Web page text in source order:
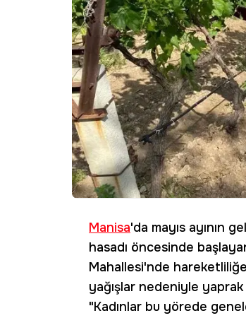
Manisa'da mayıs ayının
hasadı öncesinde
Mahallesi'nde
yağışlar nedeniyle
"Kadınlar bu yörede